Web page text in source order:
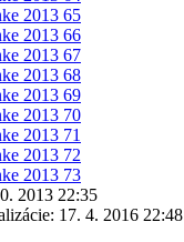
2013 22:35
17. 4. 2016 22:48